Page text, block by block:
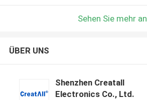
Sehen Sie mehr an
ÜBER UNS
Shenzhen Creatall
Electronics Co., Ltd.